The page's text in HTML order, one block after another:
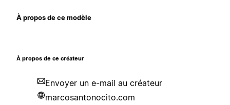
À propos de ce modèle
À propos de ce créateur
Envoyer un e-mail au créateur
marcosantonocito.com